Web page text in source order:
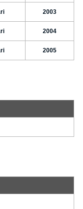
2003
2004
2005